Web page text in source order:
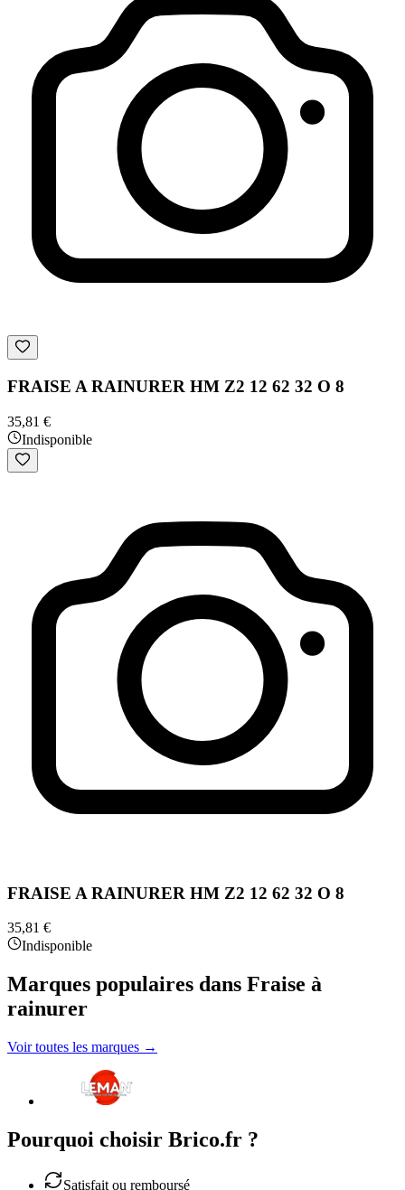
FRAISE A RAINURER HM Z2 12 62 32 O 8
35,81 €
Indisponible
FRAISE A RAINURER HM Z2 12 62 32 O 8
35,81 €
Indisponible
Marques populaires dans Fraise à
rainurer
Voir toutes les marques →
Pourquoi choisir Brico.fr ?
Satisfait ou remboursé